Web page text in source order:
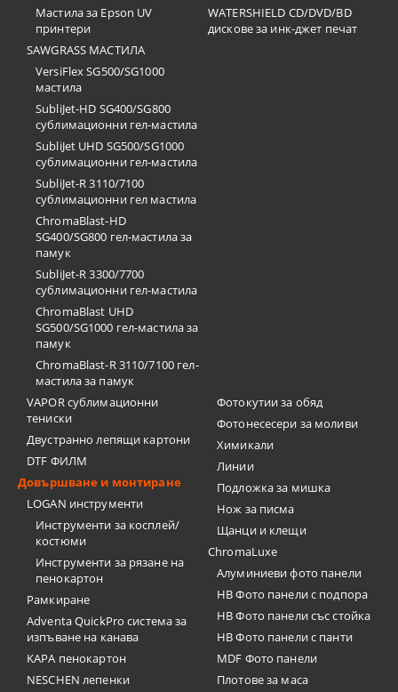
Мастила за Epson UV
принтери
SAWGRASS МАСТИЛА
VersiFlex SG500/SG1000
мастила
SubliJet-HD SG400/SG800
сублимационни гел-мастила
SubliJet UHD SG500/SG1000
сублимационни гел-мастила
SubliJet-R 3110/7100
сублимационни гел мастила
ChromaBlast-HD
SG400/SG800 гел-мастила за
памук
SubliJet-R 3300/7700
сублимационни гел-мастила
ChromaBlast UHD
SG500/SG1000 гел-мастила за
памук
ChromaBlast-R 3110/7100 гел-
мастила за памук
WATERSHIELD CD/DVD/BD
дискове за инк-джет печат
VAPOR сублимационни
тениски
Двустранно лепящи картони
DTF ФИЛМ
Довършване и монтиране
LOGAN инструменти
Инструменти за косплей/
костюми
Инструменти за рязане на
пенокартон
Рамкиране
Adventa QuickPro система за
изпъване на канава
KAPA пенокартон
NESCHEN лепенки
Фотокутии за обяд
Фотонесесери за моливи
Химикали
Линии
Подложка за мишка
Нож за писма
Щанци и клещи
ChromaLuxe
Алуминиеви фото панели
HB Фото панели с подпора
HB Фото панели със стойка
HB Фото панели с панти
MDF Фото панели
Плотове за маса